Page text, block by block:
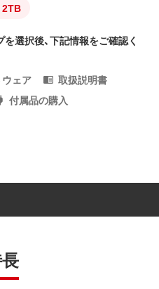
2TB
選択後、下記情報をご確認く
ェア
取扱説明書
付属品の購入